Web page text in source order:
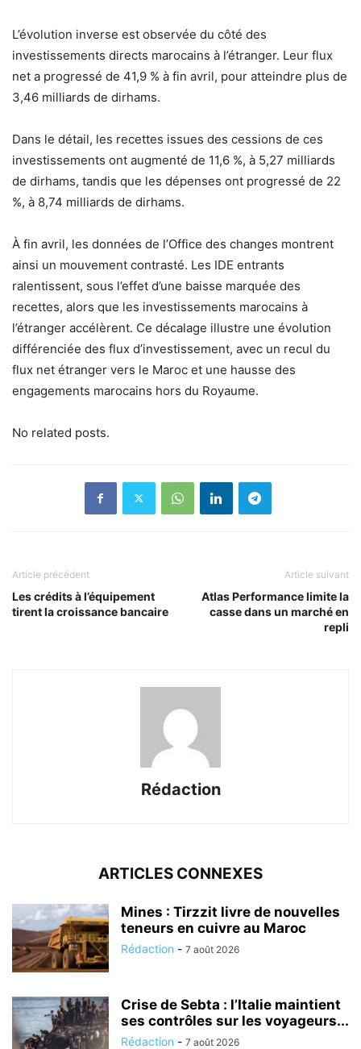
L’évolution inverse est observée du côté des
investissements directs marocains à l’étranger. Leur flux
net a progressé de 41,9 % à fin avril, pour atteindre plus de
3,46 milliards de dirhams.
Dans le détail, les recettes issues des cessions de ces
investissements ont augmenté de 11,6 %, à 5,27 milliards
de dirhams, tandis que les dépenses ont progressé de 22
%, à 8,74 milliards de dirhams.
À fin avril, les données de l’Office des changes montrent
ainsi un mouvement contrasté. Les IDE entrants
ralentissent, sous l’effet d’une baisse marquée des
recettes, alors que les investissements marocains à
l’étranger accélèrent. Ce décalage illustre une évolution
différenciée des flux d’investissement, avec un recul du
flux net étranger vers le Maroc et une hausse des
engagements marocains hors du Royaume.
No related posts.
Article précédent
Les crédits à l’équipement
tirent la croissance bancaire
Article suivant
Atlas Performance limite la
casse dans un marché en
repli
Rédaction
ARTICLES CONNEXES
Mines : Tirzzit livre de nouvelles
teneurs en cuivre au Maroc
Rédaction - 7 août 2026
Crise de Sebta : l’Italie maintient
ses contrôles sur les voyageurs...
Rédaction - 7 août 2026